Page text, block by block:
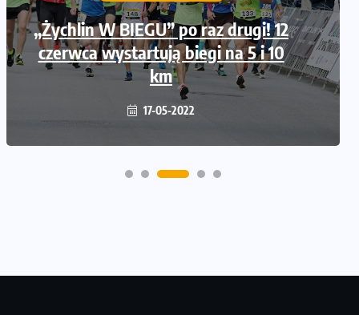
„Żychlin W BIEGU” po raz drugi! 12
czerwca wystartują biegi na 5 i 10
km
17-05-2022